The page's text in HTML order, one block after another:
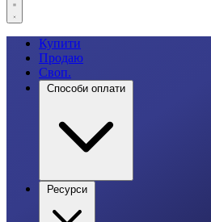
Купити
Продаю
Своп.
Способи оплати
Ресурси